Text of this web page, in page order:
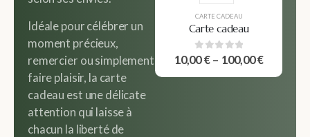
Idéale pour célébrer un
moment précieux,
remercier ou simplement
faire plaisir, la carte
cadeau est une délicate
attention qui laisse à
chacun la liberté de
CARTE CADEAU
Carte cadeau
0out of 5
10,00€ – 100,00€